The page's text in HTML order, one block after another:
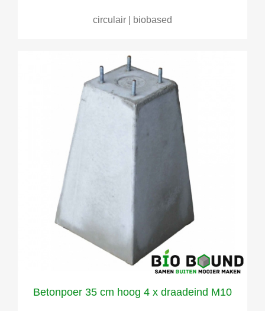
circulair | biobased
Betonpoer 35 cm hoog 4 x draadeind M10